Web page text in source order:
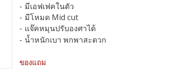
มีเอฟเฟคในตัว
มีโหมด Mid cut
แจ๊คหมุนปรับองศาได้
น้ำหนักเบา พกพาสะดวก
ของแถม